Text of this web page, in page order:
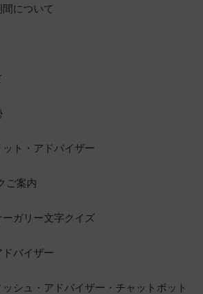
について
ット・アドバイザー
ご案内
ーガリー文字クイズ
ドバイザー
ッシュ・アドバイザー・チャットボット